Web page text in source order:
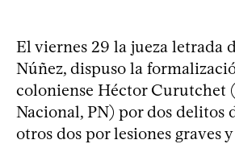
El viernes 29 la jueza letrada
Núñez, dispuso la
coloniense Héctor Curutchet
Nacional, PN) por dos delitos
otros dos por lesiones graves